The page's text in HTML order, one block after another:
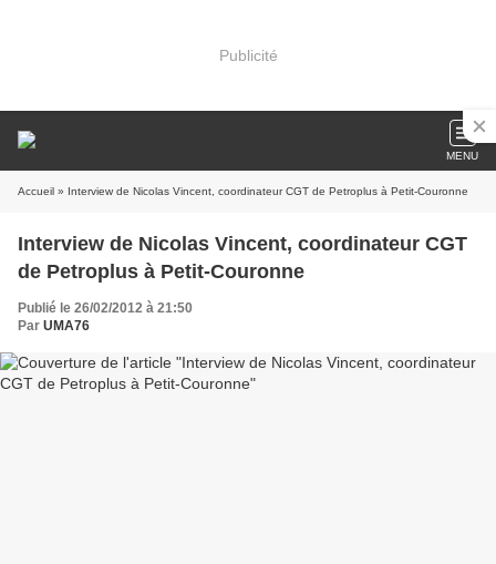
Publicité
MENU
Accueil » Interview de Nicolas Vincent, coordinateur CGT de Petroplus à Petit-Couronne
Interview de Nicolas Vincent, coordinateur CGT
de Petroplus à Petit-Couronne
Publié le 26/02/2012 à 21:50
Par UMA76